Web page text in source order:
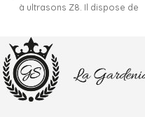
à ultrasons Z8. Il dispose de
raffermissent la peau en
profondeur. Ce grattoir pour le
visage produit des vibrations à
haute fréquence de 25 KHz pour
nettoyer votre peau de l'acné,